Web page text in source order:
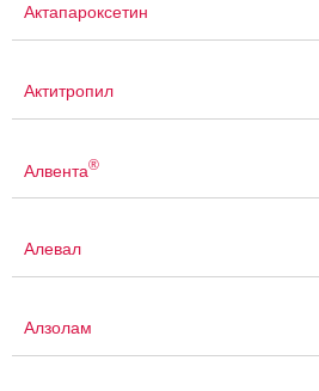
Актапароксетин
Актитропил
Алвента®
Алевал
Алзолам